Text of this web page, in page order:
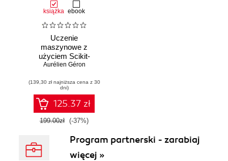
książka ebook
Uczenie
maszynowe z
użyciem Scikit-
Learn i PyTorch.
narzędzia i techniki
umożliwiające
konstruowanie
inteligentnych
systemów
Aurélien Géron
(139,30 zł najniższa cena z 30
dni)
125.37 zł
199.00zł (-37%)
Program partnerski - zarabiaj
więcej »